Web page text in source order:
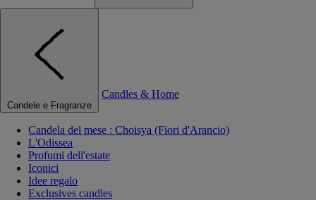
Candele e Fragranze
Candles & Home
Candela del mese : Choisya (Fiori d'Arancio)
L'Odissea
Profumi dell'estate
Iconici
Idee regalo
Exclusives candles